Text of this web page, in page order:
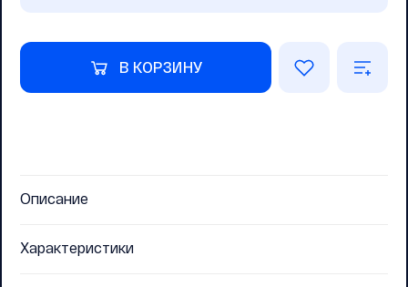
В КОРЗИНУ
Описание
Характеристики